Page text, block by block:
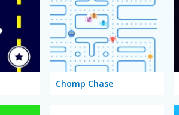
Chomp Chase